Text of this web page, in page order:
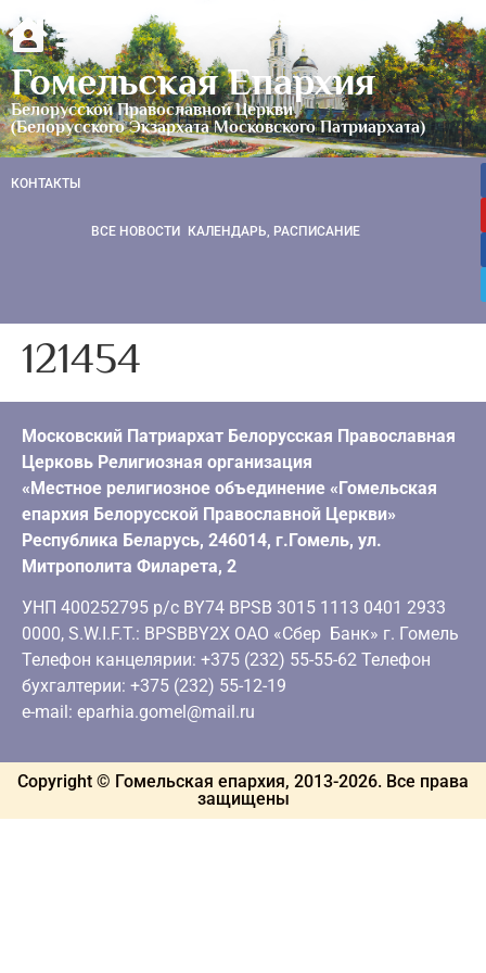
Гомельская Епархия
Белорусской Православной Церкви
(Белорусского Экзархата Московского Патриархата)
КОНТАКТЫ
ВСЕ НОВОСТИ КАЛЕНДАРЬ, РАСПИСАНИЕ
121454
Московский Патриархат Белорусская Православная
Церковь Религиозная организация
«Местное религиозное объединение «Гомельская
епархия Белорусской Православной Церкви»
Республика Беларусь, 246014, г.Гомель, ул.
Митрополита Филарета, 2
УНП 400252795 р/с BY74 BPSB 3015 1113 0401 2933
0000, S.W.I.F.T.: BPSBBY2X ОАО «Сбер Банк» г. Гомель
Телефон канцелярии: +375 (232) 55-55-62 Телефон
бухгалтерии: +375 (232) 55-12-19
e-mail: eparhia.gomel@mail.ru
Copyright © Гомельская епархия, 2013-2026. Все права
защищены